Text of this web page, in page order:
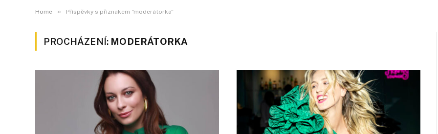
Home » Příspěvky s příznakem "moderátorka"
PROCHÁZENÍ: MODERÁTORKA